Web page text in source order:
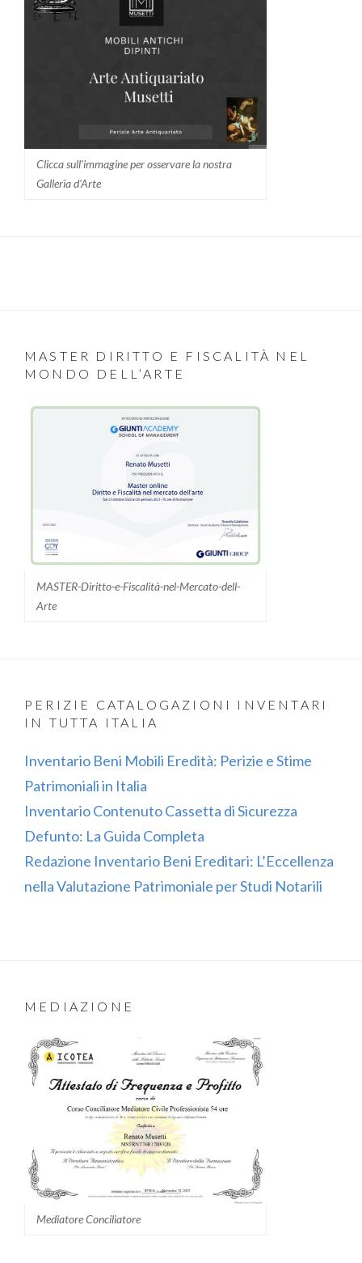
Clicca sull'immagine per osservare la nostra
Galleria d'Arte
MASTER DIRITTO E FISCALITÀ NEL
MONDO DELL’ARTE
MASTER-Diritto-e-Fiscalità-nel-Mercato-dell-
Arte
PERIZIE CATALOGAZIONI INVENTARI
IN TUTTA ITALIA
Inventario Beni Mobili Eredità: Perizie e Stime
Patrimoniali in Italia
Inventario Contenuto Cassetta di Sicurezza
Defunto: La Guida Completa
Redazione Inventario Beni Ereditari: L’Eccellenza
nella Valutazione Patrimoniale per Studi Notarili
MEDIAZIONE
Mediatore Conciliatore